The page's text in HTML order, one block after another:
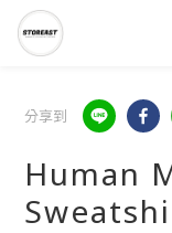
分享到
Human